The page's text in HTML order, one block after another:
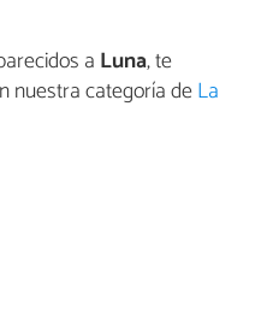
a Luna, te
nuestra categoría deLa